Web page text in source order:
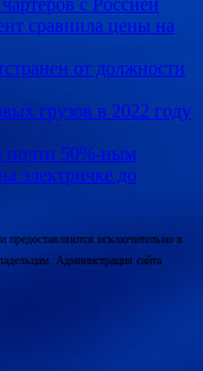
сравнила цены на
от должности
грузов в 2022 году
почти 50%-ным
электричке до
предоставляются исключительно в
Администрация сайта